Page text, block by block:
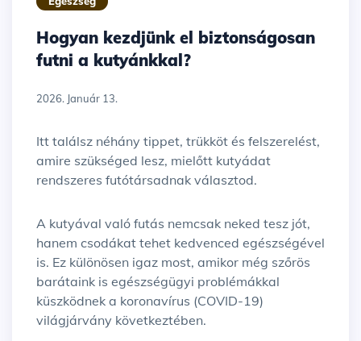
Hogyan kezdjünk el biztonságosan
futni a kutyánkkal?
2026. Január 13.
Itt találsz néhány tippet, trükköt és felszerelést,
amire szükséged lesz, mielőtt kutyádat
rendszeres futótársadnak választod.
A kutyával való futás nemcsak neked tesz jót,
hanem csodákat tehet kedvenced egészségével
is. Ez különösen igaz most, amikor még szőrös
barátaink is egészségügyi problémákkal
küszködnek a koronavírus (COVID-19)
világjárvány következtében.